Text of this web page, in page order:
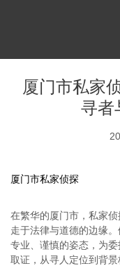
厦门市私家
寻者
厦门市私家侦探
在繁华的厦门市，私家
走于法律与道德的边缘
专业、谨慎的姿态，为
取证，从寻人定位到背